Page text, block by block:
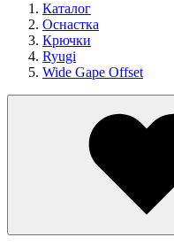
Каталог
Оснастка
Крючки
Ryugi
Wide Gape Offset